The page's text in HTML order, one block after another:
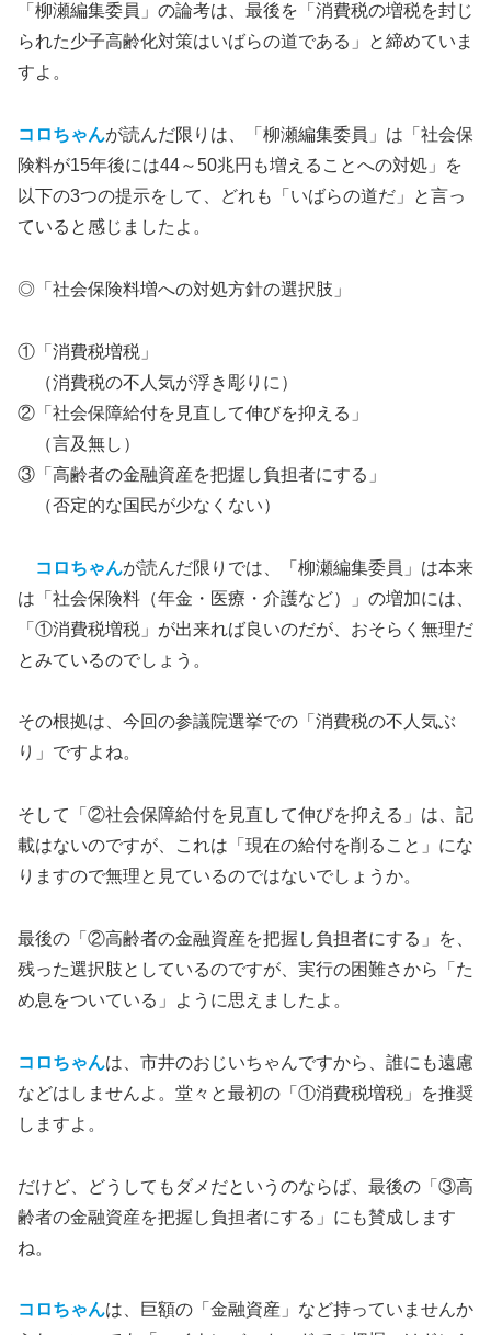
「柳瀬編集委員」の論考は、最後を「消費税の増税を封じ
られた少子高齢化対策はいばらの道である」と締めていま
すよ。
コロちゃんが読んだ限りは、「柳瀬編集委員」は「社会保
険料が15年後には44～50兆円も増えることへの対処」を
以下の3つの提示をして、どれも「いばらの道だ」と言っ
ていると感じましたよ。
◎「社会保険料増への対処方針の選択肢」
①「消費税増税」
（消費税の不人気が浮き彫りに）
②「社会保障給付を見直して伸びを抑える」
（言及無し）
③「高齢者の金融資産を把握し負担者にする」
（否定的な国民が少なくない）
コロちゃんが読んだ限りでは、「柳瀬編集委員」は本来
は「社会保険料（年金・医療・介護など）」の増加には、
「①消費税増税」が出来れば良いのだが、おそらく無理だ
とみているのでしょう。
その根拠は、今回の参議院選挙での「消費税の不人気ぶ
り」ですよね。
そして「②社会保障給付を見直して伸びを抑える」は、記
載はないのですが、これは「現在の給付を削ること」にな
りますので無理と見ているのではないでしょうか。
最後の「②高齢者の金融資産を把握し負担者にする」を、
残った選択肢としているのですが、実行の困難さから「た
め息をついている」ように思えましたよ。
コロちゃんは、市井のおじいちゃんですから、誰にも遠慮
などはしませんよ。堂々と最初の「①消費税増税」を推奨
しますよ。
だけど、どうしてもダメだというのならば、最後の「③高
齢者の金融資産を把握し負担者にする」にも賛成します
ね。
コロちゃんは、巨額の「金融資産」など持っていませんか